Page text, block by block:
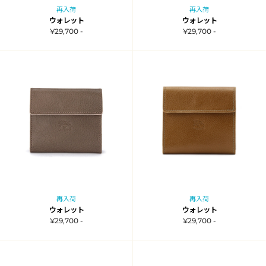
再入荷
ウォレット
¥29,700 -
再入荷
ウォレット
¥29,700 -
再入荷
ウォレット
¥29,700 -
再入荷
ウォレット
¥29,700 -